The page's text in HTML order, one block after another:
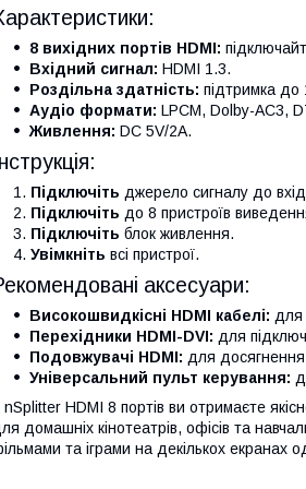
8 вихідних портів HDMI:
Вхідний сигнал: HDMI 1.3.
Роздільна здатність: підтримка до
Аудіо формати: LPCM, Dolby-AC3,
Живлення: DC 5V/2A.
Підключіть джерело сигналу до
Підключіть до 8 пристроїв
Підключіть блок живлення.
Увімкніть всі пристрої.
аксесуари:
Високошвидкісні HDMI кабелі: для
Перехідники HDMI-DVI: для
Подовжувачі HDMI: для досягнення
Універсальний пульт керування:
nSplitter HDMI 8 портів ви отримаєте
домашніх кінотеатрів, офісів та
та іграми на декількох екранах